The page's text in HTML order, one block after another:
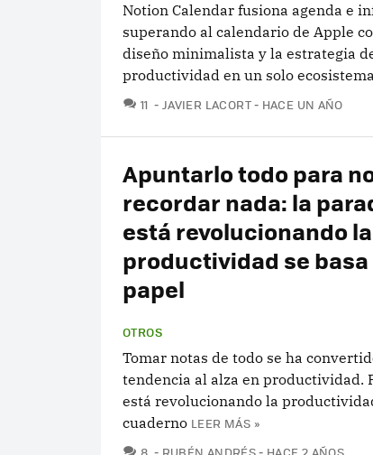
Notion Calendar fusiona agenda e
superando al calendario de Apple
diseño minimalista y la estrategia
productividad en un solo ecosistema
11 COMENTARIOS
JAVIER LACORT HACE UN AÑO
Apuntarlo todo para
recordar nada: la
está revolucionando la
productividad se basa
papel
OTROS
Tomar notas de todo se ha
tendencia al alza en productividad.
está revolucionando la
cuaderno LEER MÁS »
COMENTARIOS